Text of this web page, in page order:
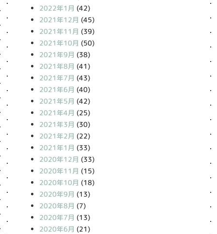
2022年1月 (42)
2021年12月 (45)
2021年11月 (39)
2021年10月 (50)
2021年9月 (38)
2021年8月 (41)
2021年7月 (43)
2021年6月 (40)
2021年5月 (42)
2021年4月 (25)
2021年3月 (30)
2021年2月 (22)
2021年1月 (33)
2020年12月 (33)
2020年11月 (15)
2020年10月 (18)
2020年9月 (13)
2020年8月 (7)
2020年7月 (13)
2020年6月 (21)